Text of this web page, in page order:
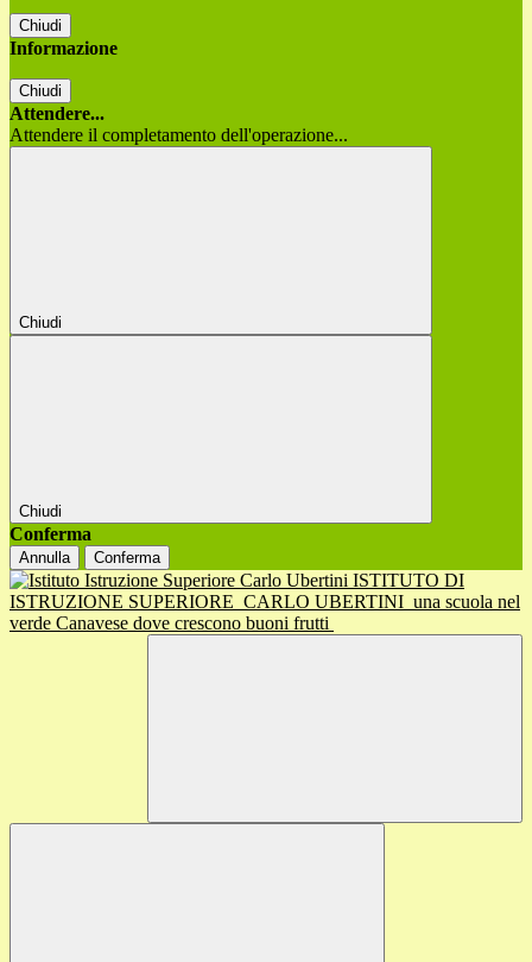
Chiudi
Informazione
Chiudi
Attendere...
Attendere il completamento dell'operazione...
Chiudi
Chiudi
Conferma
Annulla Conferma
ISTITUTO DI
ISTRUZIONE SUPERIORE CARLO UBERTINI una scuola nel
verde Canavese dove crescono buoni frutti